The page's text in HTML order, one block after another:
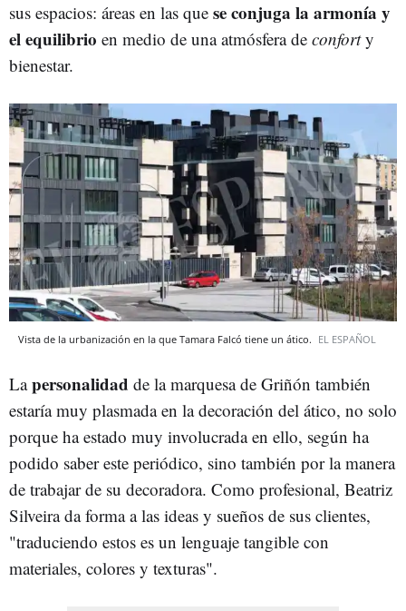
sus espacios: áreas en las que se conjuga la armonía y
el equilibrio en medio de una atmósfera de conforty
bienestar.
Vista de la urbanización en la que Tamara Falcó tiene un ático. EL ESPAÑOL
Lapersonalidad de la marquesa de Griñón también
estaría muy plasmada en la decoración del ático, no solo
porque ha estado muy involucrada en ello, según ha
podido saber este periódico, sino también por la manera
de trabajar de su decoradora. Como profesional, Beatriz
Silveira da forma a las ideas y sueños de sus clientes,
"traduciendo estos es un lenguaje tangible con
materiales, colores y texturas".